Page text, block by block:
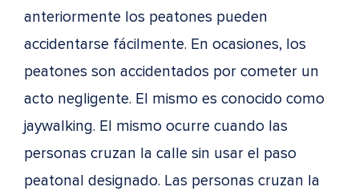
anteriormente los peatones pueden
accidentarse fácilmente. En ocasiones, los
peatones son accidentados por cometer un
acto negligente. El mismo es conocido como
jaywalking. El mismo ocurre cuando las
personas cruzan la calle sin usar el paso
peatonal designado. Las personas cruzan la